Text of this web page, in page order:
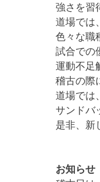
強さを習
道場では
色々な職
試合での
運動不足
稽古の際
道場では
サンドバ
是非、新
お知らせ